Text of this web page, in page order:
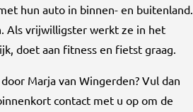
hun auto in binnen- en buitenland.
Als vrijwilligster werkt ze in het
doet aan fitness en fietst graag.
Marja van Wingerden? Vul dan
contact met u op om de